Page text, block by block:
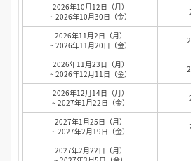
2026年10月12日（月）
~ 2026年10月30日（金）
2026年11月2日（月）
~ 2026年11月20日（金）
2026年11月23日（月）
~ 2026年12月11日（金）
2026年12月14日（月）
~ 2027年1月22日（金）
2027年1月25日（月）
~ 2027年2月19日（金）
2027年2月22日（月）